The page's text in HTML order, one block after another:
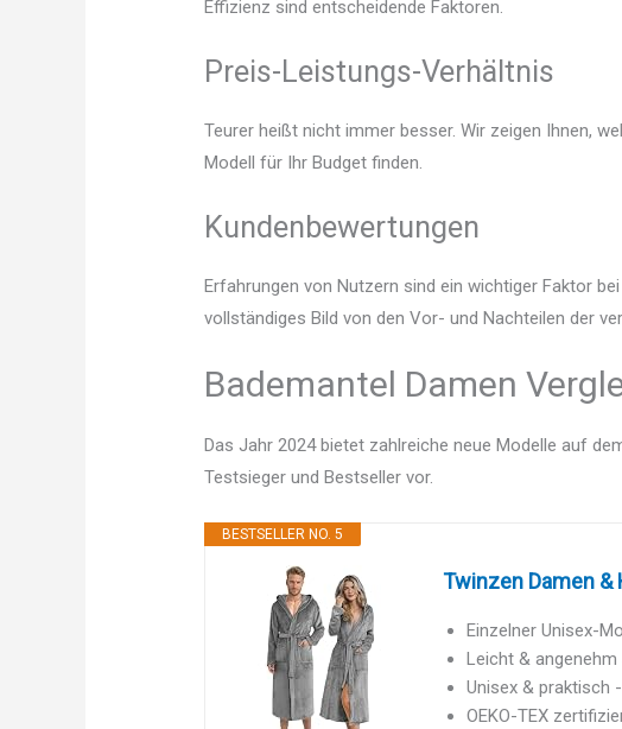
Effizienz sind entscheidende Faktoren.
Preis-Leistungs-Verhältnis
Teurer heißt nicht immer besser. Wir zeigen Ihnen,
Modell für Ihr Budget finden.
Kundenbewertungen
Erfahrungen von Nutzern sind ein wichtiger Faktor
vollständiges Bild von den Vor- und Nachteilen der
Bademantel Damen
Das Jahr 2024 bietet zahlreiche neue Modelle auf
Testsieger und Bestseller vor.
BESTSELLER NO. 5
Twinzen Damen &
Einzelner Unisex-
Leicht &
Unisex & praktisch
OEKO-TEX